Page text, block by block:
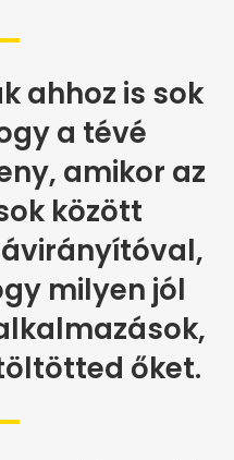
ahhoz is sok
a tévé
amikor az
között
milyen jól
őket.